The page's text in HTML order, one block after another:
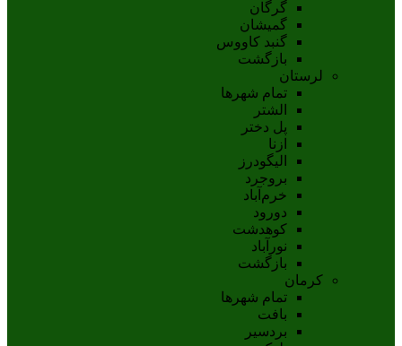
گرگان
گميشان
گنبد کاووس
بازگشت
لرستان
تمام شهر‌ها
الشتر
پل دختر
ازنا
اليگودرز
بروجرد
خرم‌آباد
دورود
کوهدشت
نورآباد
بازگشت
کرمان
تمام شهر‌ها
بافت
بردسیر